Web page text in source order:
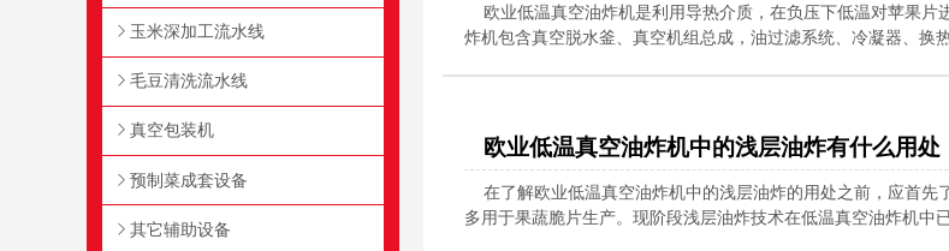
欧业低温真空油炸机是利用导热介质，在负压下低温对苹果
炸机包含真空脱水釜、真空机组总成，油过滤系统、冷凝器、换
欧业低温真空油炸机中的浅层油炸有什么用处
在了解欧业低温真空油炸机中的浅层油炸的用处之前，应首
多用于果蔬脆片生产。现阶段浅层油炸技术在低温真空油炸机中
玉米深加工流水线
毛豆清洗流水线
真空包装机
预制菜成套设备
其它辅助设备